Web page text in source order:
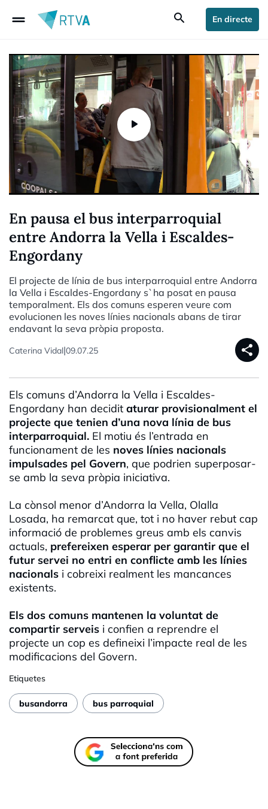
drag_handle search En directe
En pausa el bus interparroquial
entre Andorra la Vella i Escaldes-
Engordany
El projecte de línia de bus interparroquial entre Andorra
la Vella i Escaldes-Engordany s`ha posat en pausa
temporalment. Els dos comuns esperen veure com
evolucionen les noves línies nacionals abans de tirar
endavant la seva pròpia proposta.
Caterina Vidal|09.07.25 share
Els comuns d’Andorra la Vella i Escaldes-
Engordany han decidit aturar provisionalment el
projecte que tenien d’una nova línia de bus
interparroquial. El motiu és l’entrada en
funcionament de les noves línies nacionals
impulsades pel Govern, que podrien superposar-
se amb la seva pròpia iniciativa.
La cònsol menor d’Andorra la Vella, Olalla
Losada, ha remarcat que, tot i no haver rebut cap
informació de problemes greus amb els canvis
actuals, prefereixen esperar per garantir que el
futur servei no entri en conflicte amb les línies
nacionals i cobreixi realment les mancances
existents.
Els dos comuns mantenen la voluntat de
compartir serveis i confien a reprendre el
projecte un cop es defineixi l’impacte real de les
modificacions del Govern.
Etiquetes
busandorra bus parroquial